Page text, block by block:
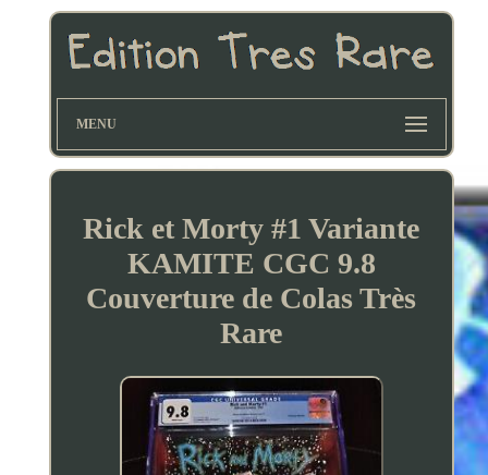
MENU
Rick et Morty #1 Variante
KAMITE CGC 9.8
Couverture de Colas Très
Rare